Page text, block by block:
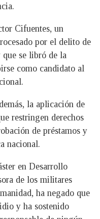
Cifuentes, un
por el delito de
se libró de la
como candidato al
la aplicación de
restringen derechos
de préstamos y
nacional.
en Desarrollo
de los militares
ha negado que
y ha sostenido